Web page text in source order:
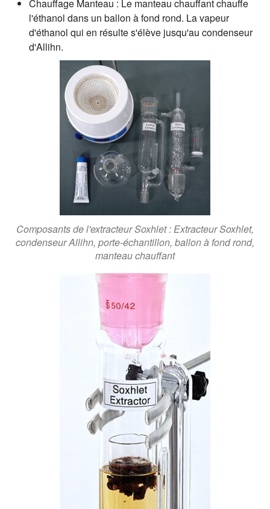
Chauffage Manteau : Le manteau chauffant chauffe
l'éthanol dans un ballon à fond rond. La vapeur
d'éthanol qui en résulte s'élève jusqu'au condenseur
d'Allihn.
Composants de l'extracteur Soxhlet : Extracteur Soxhlet,
condenseur Allihn, porte-échantillon, ballon à fond rond,
manteau chauffant